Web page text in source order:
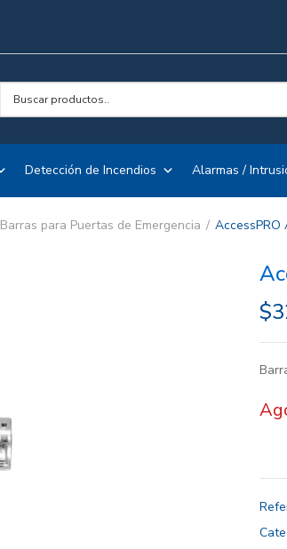
Detección de Incendios Alarmas /
Barras para Puertas de Emergencia AccessPRO
$